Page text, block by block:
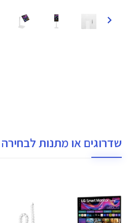
שדרוגים או מתנות לבחירה